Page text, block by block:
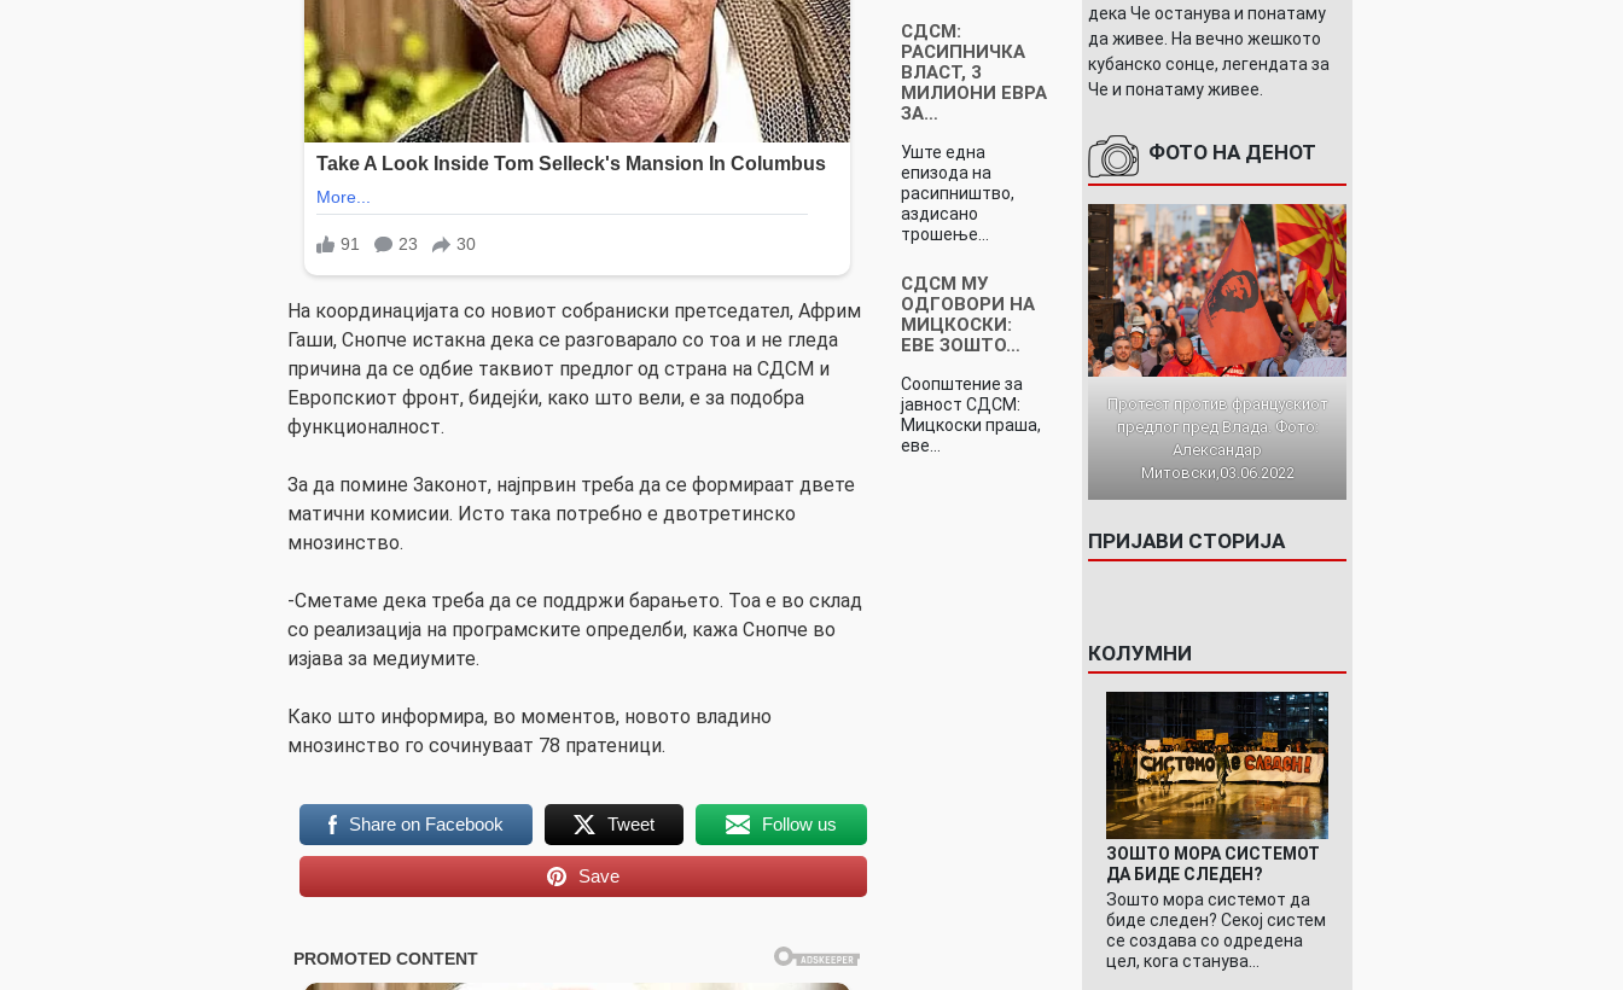
На координацијата со новиот собраниски претседател, Африм
Гаши, Снопче истакна дека се разговарало со тоа и не гледа
причина да се одбие таквиот предлог од страна на СДСМ и
Европскиот фронт, бидејќи, како што вели, е за подобра
функционалност.
За да помине Законот, најпрвин треба да се формираат двете
матични комисии. Исто така потребно е двотретинско
мнозинство.
-Сметаме дека треба да се поддржи барањето. Тоа е во склад
со реализација на програмските определби, кажа Снопче во
изјава за медиумите.
Како што информира, во моментов, новото владино
мнозинство го сочинуваат 78 пратеници.
Share on Facebook Tweet Follow us
Save
СДСМ:
РАСИПНИЧКА
ВЛАСТ, 3
МИЛИОНИ ЕВРА
ЗА…
Уште една
епизода на
расипништво,
аздисано
трошење…
СДСМ МУ
ОДГОВОРИ НА
МИЦКОСКИ:
ЕВЕ ЗОШТО…
Соопштение за
јавност СДСМ:
Мицкоски праша,
еве…
дека Че останува и понатаму
да живее. На вечно жешкото
кубанско сонце, легендата за
Че и понатаму живее.
ФОТО НА ДЕНОТ
Протест против францускиот
предлог пред Влада. Фото:
Александар
Митовски,03.06.2022
ПРИЈАВИ СТОРИЈА
КОЛУМНИ
ЗОШТО МОРА СИСТЕМОТ
ДА БИДЕ СЛЕДЕН?
Зошто мора системот да
биде следен? Секој систем
се создава со одредена
цел, кога станува…